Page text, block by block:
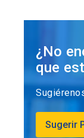
¿No
que
Sugerir